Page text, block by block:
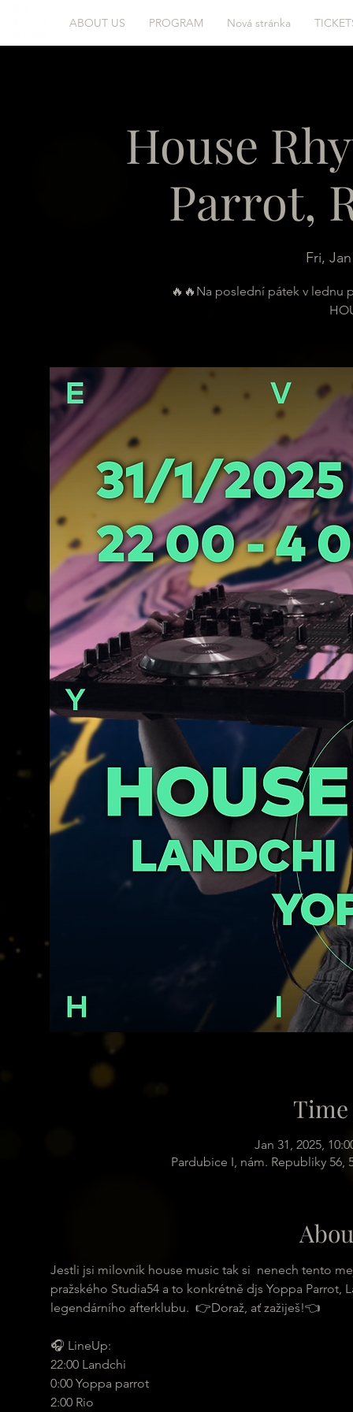
ABOUT US PROGRAM Nová stránka
House
Parrot,
Fri,
🔥🔥Na poslední pátek v lednu
Jan 31, 2025,
Pardubice I, nám. Republiky 56,
Jestli jsi milovník house music tak si  nenech tento
pražského Studia54 a to konkrétně djs Yoppa Parrot,
legendárního afterklubu.  👉Doraž, ať zažiješ!👈
🎧 LineUp:
22:00 Landchi
0:00 Yoppa parrot
2:00 Rio